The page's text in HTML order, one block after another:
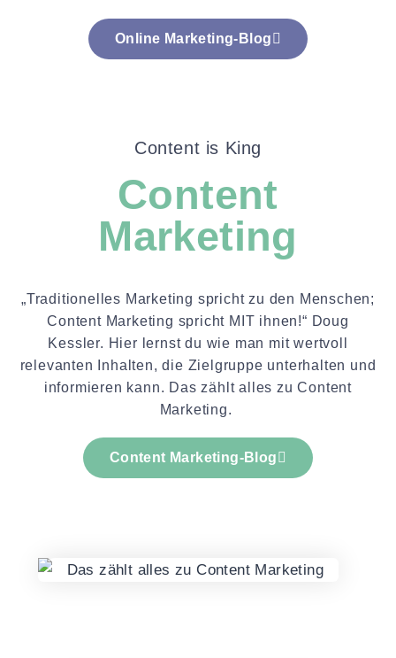
Online Marketing-Blog
Content is King
Content
Marketing
„Traditionelles Marketing spricht zu den Menschen;
Content Marketing spricht MIT ihnen!“ Doug
Kessler. Hier lernst du wie man mit wertvoll
relevanten Inhalten, die Zielgruppe unterhalten und
informieren kann. Das zählt alles zu Content
Marketing.
Content Marketing-Blog